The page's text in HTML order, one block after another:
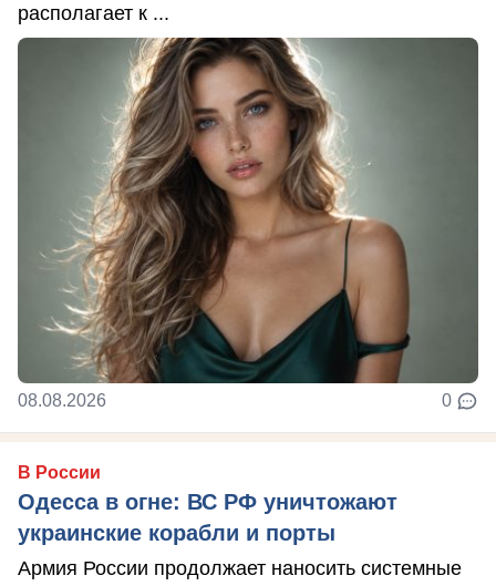
располагает к ...
08.08.2026 0
В России
Одесса в огне: ВС РФ уничтожают
украинские корабли и порты
Армия России продолжает наносить системные